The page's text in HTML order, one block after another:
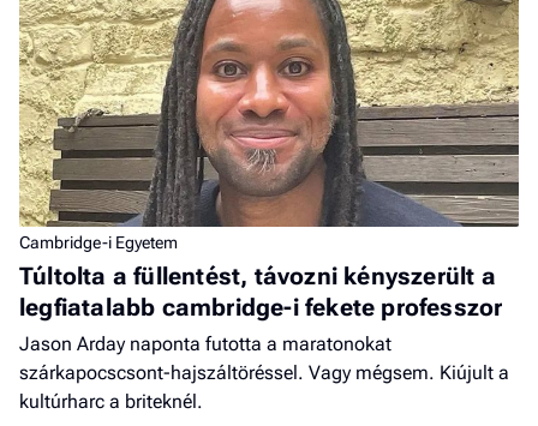
Cambridge-i Egyetem
Túltolta a füllentést, távozni kényszerült a
legfiatalabb cambridge-i fekete professzor
Jason Arday naponta futotta a maratonokat
szárkapocscsont-hajszáltöréssel. Vagy mégsem. Kiújult a
kultúrharc a briteknél.